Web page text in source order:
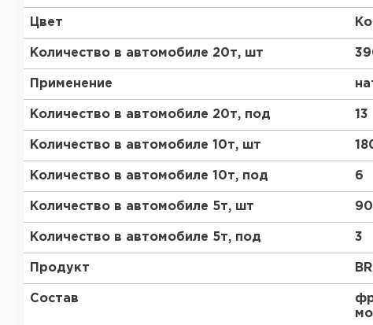
Цвет
Количество в автомобиле 20т, шт
Применение
Количество в автомобиле 20т, под 13
Количество в автомобиле 10т, шт
Количество в автомобиле 10т, под 6
Количество в автомобиле 5т, шт 90
Количество в автомобиле 5т, под 3
Продукт
Состав
Газобетон Белорусский (БЦК)
Газобетон Забудова